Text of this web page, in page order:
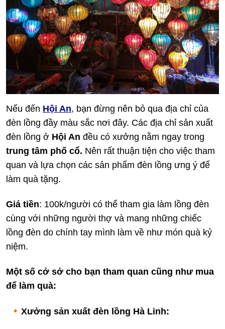
Nếu đến Hội An, bạn đừng nên bỏ qua địa chỉ của
đèn lồng đầy màu sắc nơi đây. Các địa chỉ sản xuất
đèn lồng ở Hội An đều có xưởng nằm ngay trong
trung tâm phố cổ. Nên rất thuận tiện cho việc tham
quan và lựa chọn các sản phẩm đèn lồng ưng ý để
làm quà tặng.
Giá tiền: 100k/người có thể tham gia làm lồng đèn
cùng với những người thợ và mang những chiếc
lồng đèn do chính tay mình làm về như món quà kỷ
niệm.
Một số cở sở cho bạn tham quan cũng như mua
để làm quà:
Xưởng sản xuất đèn lồng Hà Linh: